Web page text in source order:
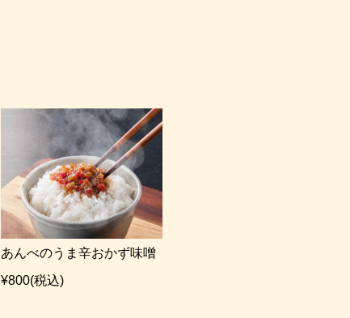
あんべのうま辛おかず味噌
¥800(税込)